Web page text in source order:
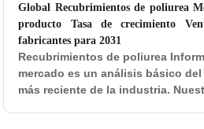
Global Recubrimientos de poliurea
producto Tasa de crecimiento
fabricantes para 2031
Recubrimientos de poliurea
mercado es un análisis básico
más reciente de la industria.